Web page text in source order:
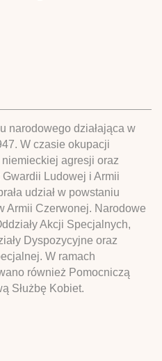
narodowego działająca w
W czasie okupacji
agresji oraz
Ludowej i Armii
udział w powstaniu
Armii Czerwonej. Narodowe
Akcji Specjalnych,
Dyspozycyjne oraz
W ramach
również Pomocniczą
Służbę Kobiet.